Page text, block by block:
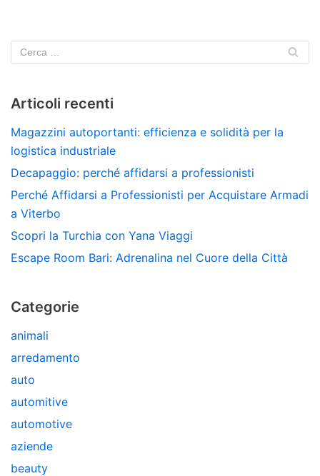
Articoli recenti
Magazzini autoportanti: efficienza e solidità per la
logistica industriale
Decapaggio: perché affidarsi a professionisti
Perché Affidarsi a Professionisti per Acquistare Armadi
a Viterbo
Scopri la Turchia con Yana Viaggi
Escape Room Bari: Adrenalina nel Cuore della Città
Categorie
animali
arredamento
auto
automitive
automotive
aziende
beauty